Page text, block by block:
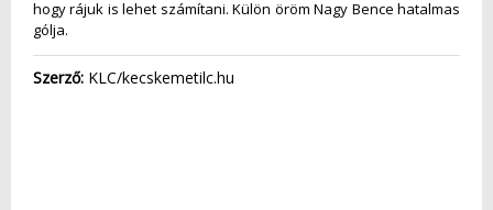
hogy rájuk is lehet számítani. Külön öröm Nagy Bence hatalmas
gólja.
Szerző: KLC/kecskemetilc.hu